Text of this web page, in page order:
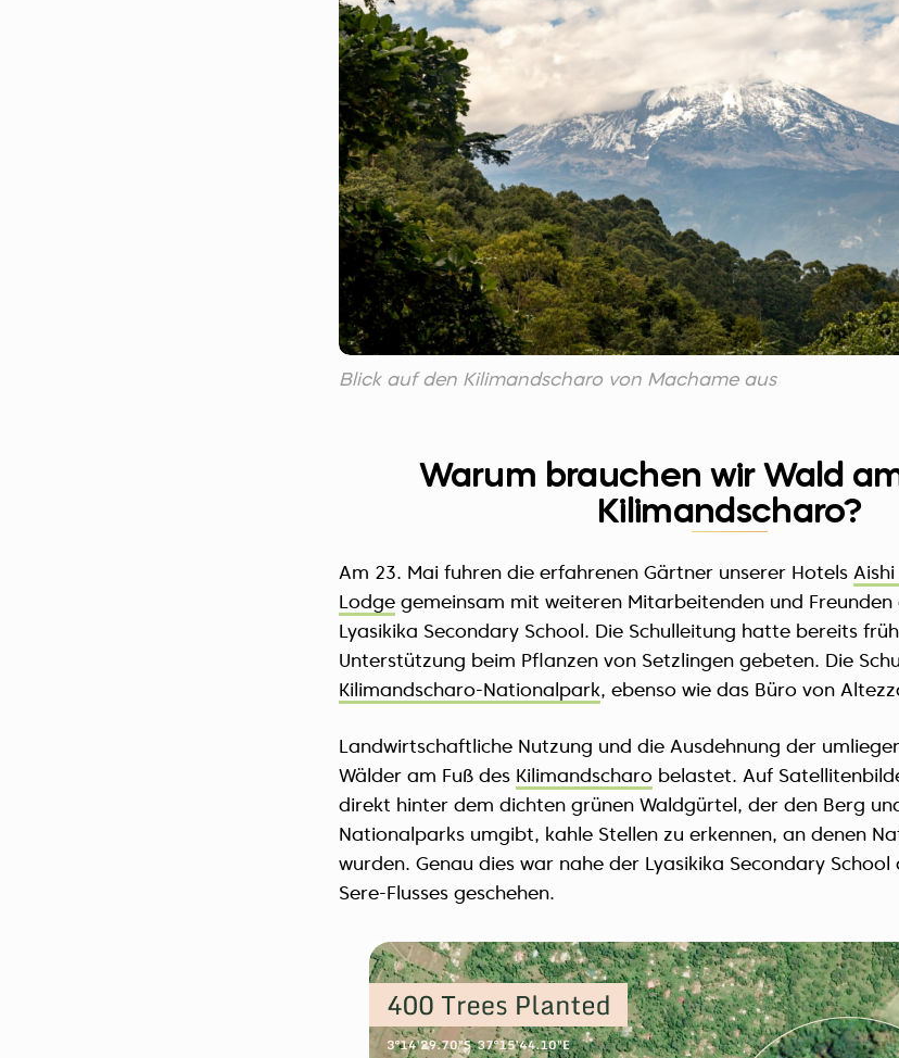
Blick auf den Kilimandscharo von Machame aus
Warum brauchen wir Wald
Kilimandscharo?
Am 23. Mai fuhren die erfahrenen Gärtner unserer Hotels
Lodge gemeinsam mit weiteren Mitarbeitenden und Freunden
Lyasikika Secondary School. Die Schulleitung hatte bereits
Unterstützung beim Pflanzen von Setzlingen gebeten. Die
Kilimandscharo-Nationalpark, ebenso wie das Büro von
Landwirtschaftliche Nutzung und die Ausdehnung der
Wälder am Fuß des Kilimandscharo belastet. Auf
direkt hinter dem dichten grünen Waldgürtel, der den Berg
Nationalparks umgibt, kahle Stellen zu erkennen, an denen
wurden. Genau dies war nahe der Lyasikika Secondary School
Sere-Flusses geschehen.